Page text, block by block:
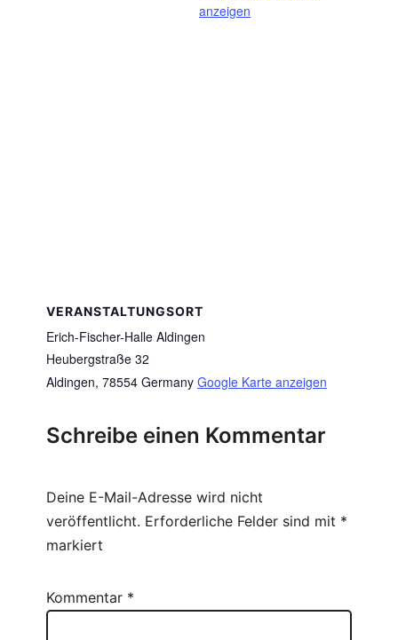
anzeigen
VERANSTALTUNGSORT
Erich-Fischer-Halle Aldingen
Heubergstraße 32
Aldingen, 78554 Germany Google Karte anzeigen
Schreibe einen Kommentar
Deine E-Mail-Adresse wird nicht
veröffentlicht. Erforderliche Felder sind mit *
markiert
Kommentar *